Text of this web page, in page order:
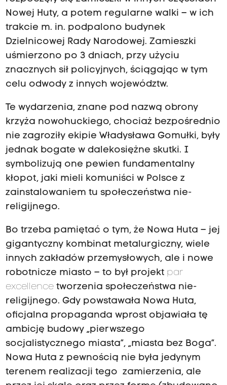
Nowej Huty, a potem regularne walki – w ich
trakcie m. in. podpalono budynek
Dzielnicowej Rady Narodowej. Zamieszki
uśmierzono po 3 dniach, przy użyciu
znacznych sił policyjnych, ściągając w tym
celu odwody z innych województw.
Te wydarzenia, znane pod nazwą obrony
krzyża nowohuckiego, chociaż bezpośrednio
nie zagroziły ekipie Władysława Gomułki, były
jednak bogate w dalekosiężne skutki. I
symbolizują one pewien fundamentalny
kłopot, jaki mieli komuniści w Polsce z
zainstalowaniem tu społeczeństwa nie-
religijnego.
Bo trzeba pamiętać o tym, że Nowa Huta – jej
gigantyczny kombinat metalurgiczny, wiele
innych zakładów przemysłowych, ale i nowe
robotnicze miasto – to był projekt par
excellencetworzenia społeczeństwa nie-
religijnego. Gdy powstawała Nowa Huta,
oficjalna propaganda wprost objawiała tę
ambicję budowy „pierwszego
socjalistycznego miasta”, „miasta bez Boga”.
Nowa Huta z pewnością nie była jedynym
terenem realizacji tego zamierzenia, ale